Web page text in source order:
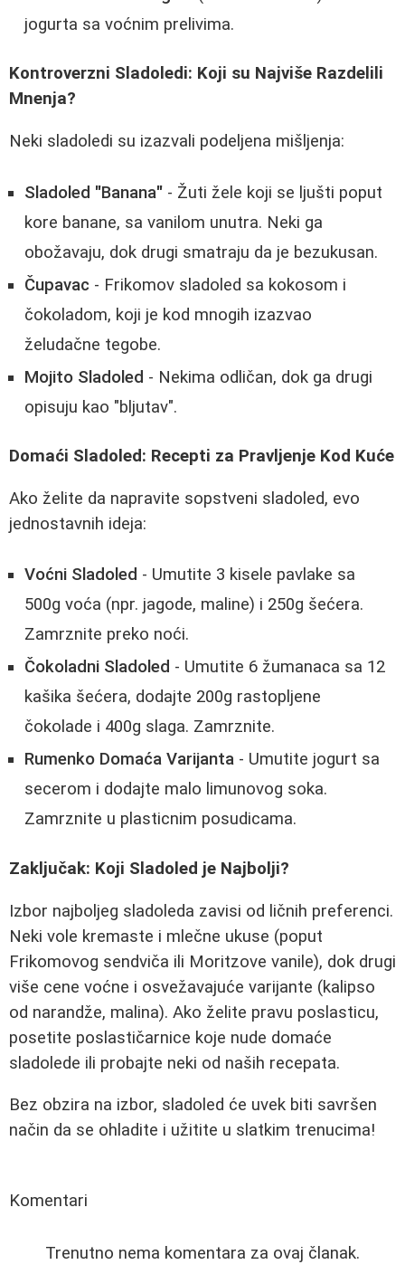
jogurta sa voćnim prelivima.
Kontroverzni Sladoledi: Koji su Najviše Razdelili
Mnenja?
Neki sladoledi su izazvali podeljena mišljenja:
Sladoled "Banana" - Žuti žele koji se ljušti poput
kore banane, sa vanilom unutra. Neki ga
obožavaju, dok drugi smatraju da je bezukusan.
Čupavac - Frikomov sladoled sa kokosom i
čokoladom, koji je kod mnogih izazvao
želudačne tegobe.
Mojito Sladoled - Nekima odličan, dok ga drugi
opisuju kao "bljutav".
Domaći Sladoled: Recepti za Pravljenje Kod Kuće
Ako želite da napravite sopstveni sladoled, evo
jednostavnih ideja:
Voćni Sladoled - Umutite 3 kisele pavlake sa
500g voća (npr. jagode, maline) i 250g šećera.
Zamrznite preko noći.
Čokoladni Sladoled - Umutite 6 žumanaca sa 12
kašika šećera, dodajte 200g rastopljene
čokolade i 400g slaga. Zamrznite.
Rumenko Domaća Varijanta - Umutite jogurt sa
secerom i dodajte malo limunovog soka.
Zamrznite u plasticnim posudicama.
Zaključak: Koji Sladoled je Najbolji?
Izbor najboljeg sladoleda zavisi od ličnih preferenci.
Neki vole kremaste i mlečne ukuse (poput
Frikomovog sendviča ili Moritzove vanile), dok drugi
više cene voćne i osvežavajuće varijante (kalipso
od narandže, malina). Ako želite pravu poslasticu,
posetite poslastičarnice koje nude domaće
sladolede ili probajte neki od naših recepata.
Bez obzira na izbor, sladoled će uvek biti savršen
način da se ohladite i užitite u slatkim trenucima!
Komentari
Trenutno nema komentara za ovaj članak.